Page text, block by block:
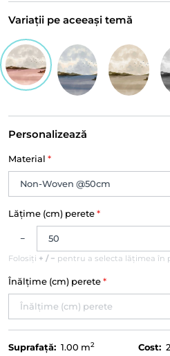
Variații pe aceeași temă
Personalizează
Material *
Lățime (cm) perete *
−
Folosiți + / − pentru a selecta lățimea în
Înălțime (cm) perete *
Suprafață: 1.00 m2 Cost: